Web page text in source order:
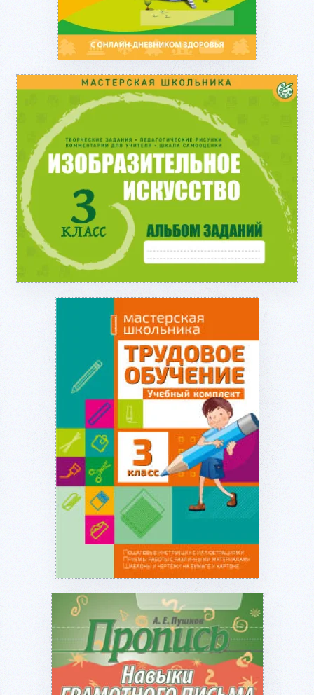
Подробнее...
Подробнее...